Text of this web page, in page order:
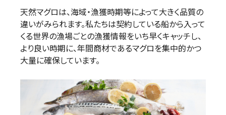
天然マグロは、海域・漁獲時期等によって大きく品質の
違いがみられます。私たちは契約している船から入って
くる世界の漁場ごとの漁獲情報をいち早くキャッチし、
より良い時期に、年間商材であるマグロを集中的かつ
大量に確保しています。